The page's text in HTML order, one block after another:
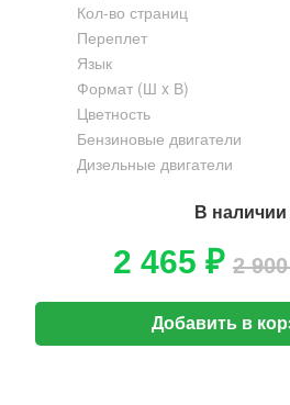
Кол-во страниц
Переплет
Язык
Формат (Ш x В)
Цветность
Бензиновые двигатели
Дизельные двигатели
В наличии
2 465 ₽ 2
Добавить в